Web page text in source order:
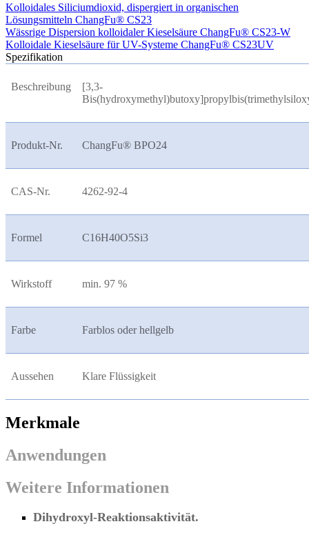
Kolloidales Siliciumdioxid, dispergiert in organischen
Lösungsmitteln ChangFu® CS23
Wässrige Dispersion kolloidaler Kieselsäure ChangFu® CS23-W
Kolloidale Kieselsäure für UV-Systeme ChangFu® CS23UV
Spezifikation
Beschreibung
[3,3-
Produkt-Nr. ChangFu® BPO24
CAS-Nr. 4262-92-4
Formel C16H40O5Si3
Wirkstoff min. 97 %
Farbe Farblos oder hellgelb
Aussehen Klare Flüssigkeit
Merkmale
Anwendungen
Weitere Informationen
Dihydroxyl-Reaktionsaktivität.